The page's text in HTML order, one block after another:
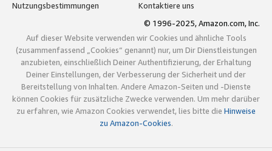
Nutzungsbestimmungen
Kontaktiere uns
© 1996-2025, Amazon.com, Inc.
Auf dieser Website verwenden wir Cookies und ähnliche Tools
(zusammenfassend „Cookies“ genannt) nur, um Dir Dienstleistungen
anzubieten, einschließlich Deiner Authentifizierung, der Erhaltung
Deiner Einstellungen, der Verbesserung der Sicherheit und der
Bereitstellung von Inhalten. Andere Amazon-Seiten und -Dienste
können Cookies für zusätzliche Zwecke verwenden. Um mehr darüber
zu erfahren, wie Amazon Cookies verwendet, lies bitte die Hinweise
zu Amazon-Cookies.